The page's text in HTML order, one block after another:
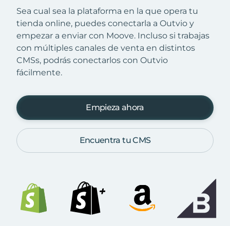
Sea cual sea la plataforma en la que opera tu
tienda online, puedes conectarla a Outvio y
empezar a enviar con Moove. Incluso si trabajas
con múltiples canales de venta en distintos
CMSs, podrás conectarlos con Outvio
fácilmente.
Empieza ahora
Encuentra tu CMS